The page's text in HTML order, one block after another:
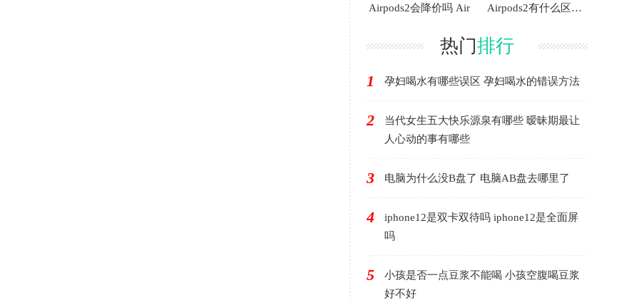
Airpods2会降价吗 Air
Airpods2有什么区别
热门排行
1 孕妇喝水有哪些误区 孕妇喝水的错误方法
2
当代女生五大快乐源泉有哪些 暧昧期最让
人心动的事有哪些
3 电脑为什么没B盘了 电脑AB盘去哪里了
4
iphone12是双卡双待吗 iphone12是全面屏
吗
5
小孩是否一点豆浆不能喝 小孩空腹喝豆浆
好不好